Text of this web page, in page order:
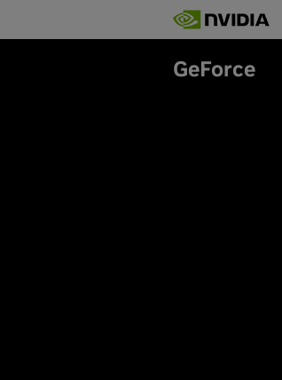
main
GeForce